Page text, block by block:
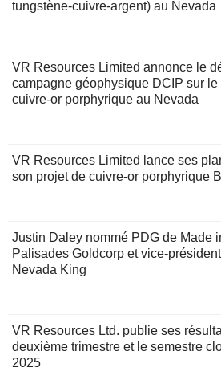
tungstène-cuivre-argent) au Nevada
VR Resources Limited annonce le
campagne géophysique DCIP sur
cuivre-or porphyrique au Nevada
VR Resources Limited lance ses
son projet de cuivre-or porphyrique
Justin Daley nommé PDG de Made
Palisades Goldcorp et vice-
Nevada King
VR Resources Ltd. publie ses
deuxième trimestre et le semestre
2025